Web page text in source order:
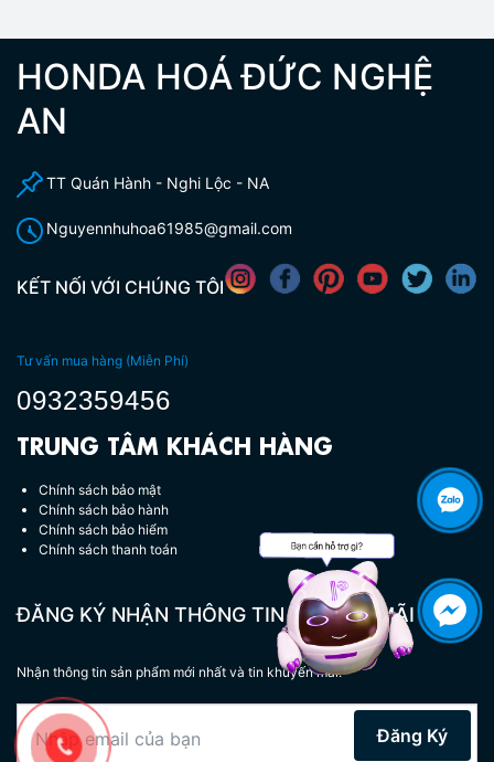
HONDA HOÁ ĐỨC NGHỆ
AN
TT Quán Hành - Nghi Lộc - NA
Nguyennhuhoa61985@gmail.com
KẾT NỐI VỚI CHÚNG TÔI
Tư vấn mua hàng (Miễn Phí)
0932359456
TRUNG TÂM KHÁCH HÀNG
Chính sách bảo mật
Chính sách bảo hành
Chính sách bảo hiểm
Chính sách thanh toán
ĐĂNG KÝ NHẬN THÔNG TIN KHUYẾN MÃI
Nhận thông tin sản phẩm mới nhất và tin khuyến mãi.
Đăng Ký
Hotline tư vấn miễn phí: 0932 359 456